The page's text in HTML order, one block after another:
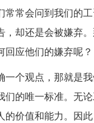
常常会问到我们的工
，却还是会被嫌弃
回应他们的嫌弃呢？
一个观点，那就是
们的唯一标准。无论
的价值和能力。因